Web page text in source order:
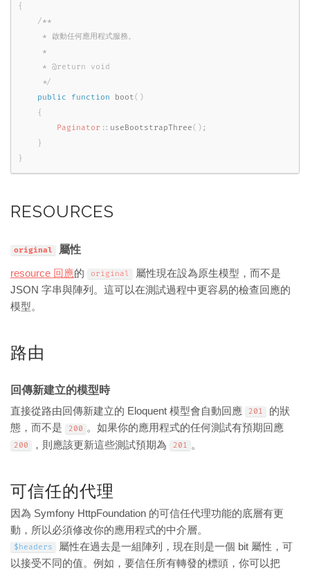
{
/**
     * 啟動任何應用程式服務。
     *
     * @return void
     */
public
function boot( )
{
Paginator :: useBootstrapThree( ) ;
}
}
RESOURCES
original 屬性
resource 回應的 original
屬性現在設為原生模型，而不是
JSON 字串與陣列。這可以在測試過程中更容易的檢查回應的
模型。
路由
回傳新建立的模型時
直接從路由回傳新建立的 Eloquent 模型會自動回應 201
的狀
態，而不是
200 。如果你的應用程式的任何測試有預期回應
200 ，則應該更新這些測試預期為 201 。
可信任的代理
因為 Symfony HttpFoundation 的可信任代理功能的底層有更
動，所以必須修改你的應用程式的中介層。
$headers
屬性在過去是一組陣列，現在則是一個 bit 屬性，可
以接受不同的值。例如，要信任所有轉發的標頭，你可以把